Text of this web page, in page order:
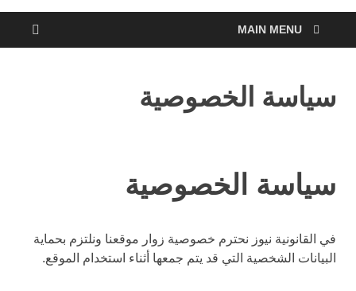
MAIN MENU
سياسة الخصوصية
سياسة الخصوصية
في القانونية نيوز نحترم خصوصية زوار موقعنا ونلتزم بحماية
البيانات الشخصية التي قد يتم جمعها أثناء استخدام الموقع.